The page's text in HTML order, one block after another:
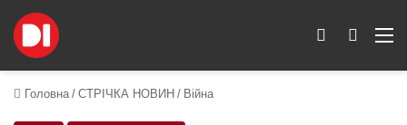
Пошук
Switch skin
Головна / СТРІЧКА НОВИН / Війна